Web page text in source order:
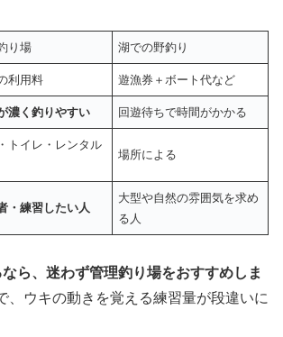
り場 湖での野釣り
利用料 遊漁券＋ボート代など
濃く釣りやすい 回遊待ちで時間がかかる
トイレ・レンタル
場所による
・練習したい人
大型や自然の雰囲気を求め
る人
ら、迷わず管理釣り場をおすすめしま
、ウキの動きを覚える練習量が段違いに